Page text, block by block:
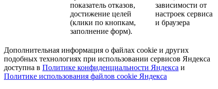
показатель отказов,
достижение целей
(клики по кнопкам,
заполнение форм).
зависимости от
настроек сервиса
и браузера
Дополнительная информация о файлах cookie и других
подобных технологиях при использовании сервисов Яндекса
доступна в Политике конфиденциальности Яндекса и
Политике использования файлов cookie Яндекса